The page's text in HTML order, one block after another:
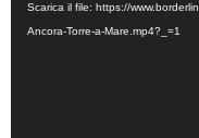
Scarica il file: https://
Ancora-Torre-a-Mare.mp4?_=1